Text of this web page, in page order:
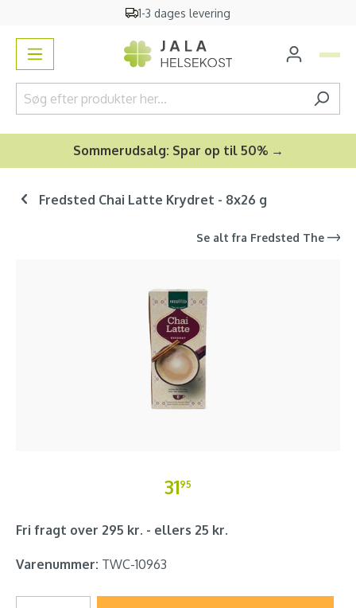
1-3 dages levering
Sommerudsalg: Spar op til 50% →
Fredsted Chai Latte Krydret - 8x26 g
Se alt fra Fredsted The
3195
Fri fragt over 295 kr. - ellers 25 kr.
Varenummer: TWC-10963